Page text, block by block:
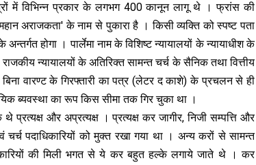
में विभिन्न प्रकार के लगभग 400 कानून लागू थे । फ्रांस की
अराजकता' के नाम से पुकारा है । किसी व्यक्ति को स्पष्ट पता
होगा । पार्लेमा नाम के विशिष्ट न्यायालयों के न्यायाधीश के
न्यायालयों के अतिरिक्त सामन्त चर्च के सैनिक तथा वित्तीय
बिना वारण्ट के गिरफ्तारी का पत्र (लेटर द काशे) के प्रचलन से ही
ब्यवस्था का रूप किस सीमा तक गिर चुका था ।
प्रत्यक्ष और अप्रत्यक्ष । प्रत्यक्ष कर जागीर, निजी सम्पत्ति और
पदाधिकारियों को मुक्त रखा गया था । अन्य करों से सामन्त
की मिली भगत से ये कर बहुत हल्के लगाये जाते थे । कर